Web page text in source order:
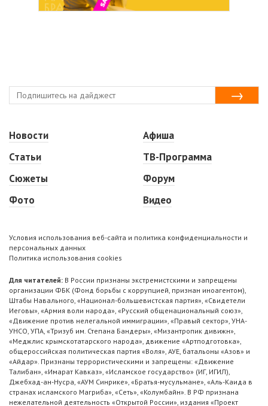
Новости
Статьи
Сюжеты
Фото
Афиша
ТВ-Программа
Форум
Видео
Условия использования веб-сайта и политика конфиденциальности и
персональных данных
Политика использования cookies
Для читателей: В России признаны экстремистскими и запрещены
организации ФБК (Фонд борьбы с коррупцией, признан иноагентом),
Штабы Навального, «Национал-большевистская партия», «Свидетели
Иеговы», «Армия воли народа», «Русский общенациональный союз»,
«Движение против нелегальной иммиграции», «Правый сектор», УНА-
УНСО, УПА, «Тризуб им. Степана Бандеры», «Мизантропик дивижн»,
«Меджлис крымскотатарского народа», движение «Артподготовка»,
общероссийская политическая партия «Воля», АУЕ, батальоны «Азов» и
«Айдар». Признаны террористическими и запрещены: «Движение
Талибан», «Имарат Кавказ», «Исламское государство» (ИГ, ИГИЛ),
Джебхад-ан-Нусра, «АУМ Синрике», «Братья-мусульмане», «Аль-Каида в
странах исламского Магриба», «Сеть», «Колумбайн». В РФ признана
нежелательной деятельность «Открытой России», издания «Проект